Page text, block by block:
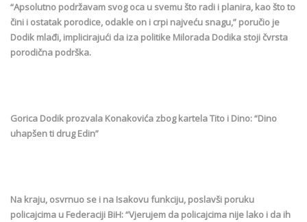
“Apsolutno podržavam svog oca u svemu što radi i planira, kao što to
čini i ostatak porodice, odakle on i crpi najveću snagu,” poručio je
Dodik mlađi, implicirajući da iza politike Milorada Dodika stoji čvrsta
porodična podrška.
Gorica Dodik prozvala Konakovića zbog kartela Tito i Dino: “Dino
uhapšen ti drug Edin”
Na kraju, osvrnuo se i na Isakovu funkciju, poslavši poruku
policajcima u Federaciji BiH: “Vjerujem da policajcima nije lako i da ih